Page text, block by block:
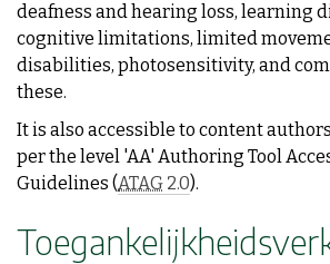
deafness and hearing loss, learning
cognitive limitations, limited
disabilities, photosensitivity, and
these.
It is also accessible to content
per the level 'AA' Authoring Tool
Guidelines (ATAG 2.0).